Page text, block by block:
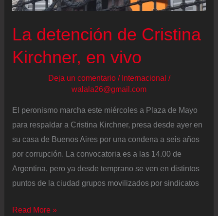
votar
La detención de Cristina
Kirchner, en vivo
Deja un comentario / Internacional /
walala26@gmail.com
El peronismo marcha este miércoles a Plaza de Mayo
para respaldar a Cristina Kirchner, presa desde ayer en
su casa de Buenos Aires por una condena a seis años
por corrupción. La convocatoria es a las 14.00 de
Argentina, pero ya desde temprano se ven en distintos
puntos de la ciudad grupos movilizados por sindicatos
La
Read More »